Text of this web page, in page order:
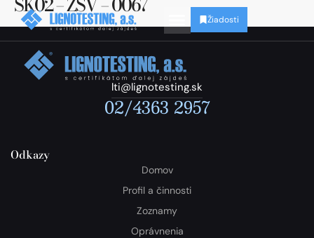
Žiadosti
lti@lignotesting.sk
02/4363 2957
Odkazy
Domov
Profil a činnosti
Zoznamy
Oprávnenia